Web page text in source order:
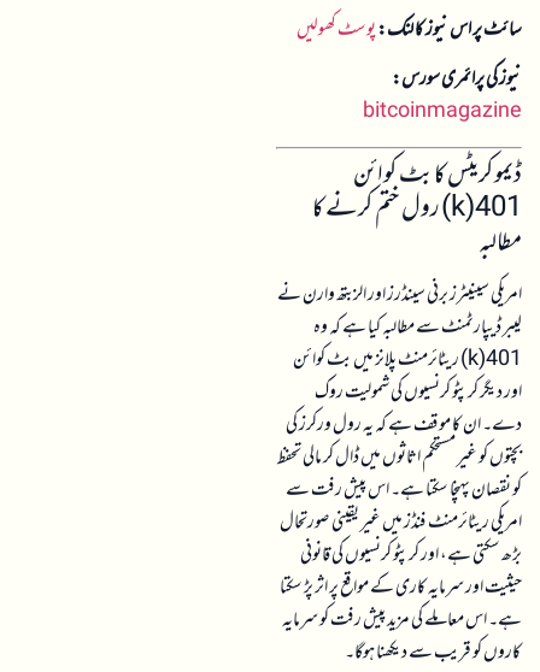
سائٹ پر اس نیوز کا لنک:پوسٹ کھولیں
نیوز کی پرائمری سورس:
bitcoinmagazine
ڈیموکریٹس کا بٹ کوائن
401(k) رول ختم کرنے کا
مطالبہ
امریکی سینیٹرز برنی سینڈرز اور الزبتھ وارن نے
لیبر ڈیپارٹمنٹ سے مطالبہ کیا ہے کہ وہ
401(k) ریٹائرمنٹ پلانز میں بٹ کوائن
اور دیگر کرپٹو کرنسیوں کی شمولیت روک
دے۔ ان کا موقف ہے کہ یہ رول ورکرز کی
بچتوں کو غیر مستحکم اثاثوں میں ڈال کر مالی تحفظ
کو نقصان پہنچا سکتا ہے۔ اس پیش رفت سے
امریکی ریٹائرمنٹ فنڈز میں غیر یقینی صورتحال
بڑھ سکتی ہے، اور کرپٹو کرنسیوں کی قانونی
حیثیت اور سرمایہ کاری کے مواقع پر اثر پڑ سکتا
ہے۔ اس معاملے کی مزید پیش رفت کو سرمایہ
کاروں کو قریب سے دیکھنا ہوگا۔